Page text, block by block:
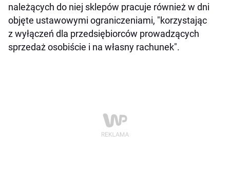
należących do niej sklepów pracuje również w dni
objęte ustawowymi ograniczeniami, "korzystając
z wyłączeń dla przedsiębiorców prowadzących
sprzedaż osobiście i na własny rachunek".